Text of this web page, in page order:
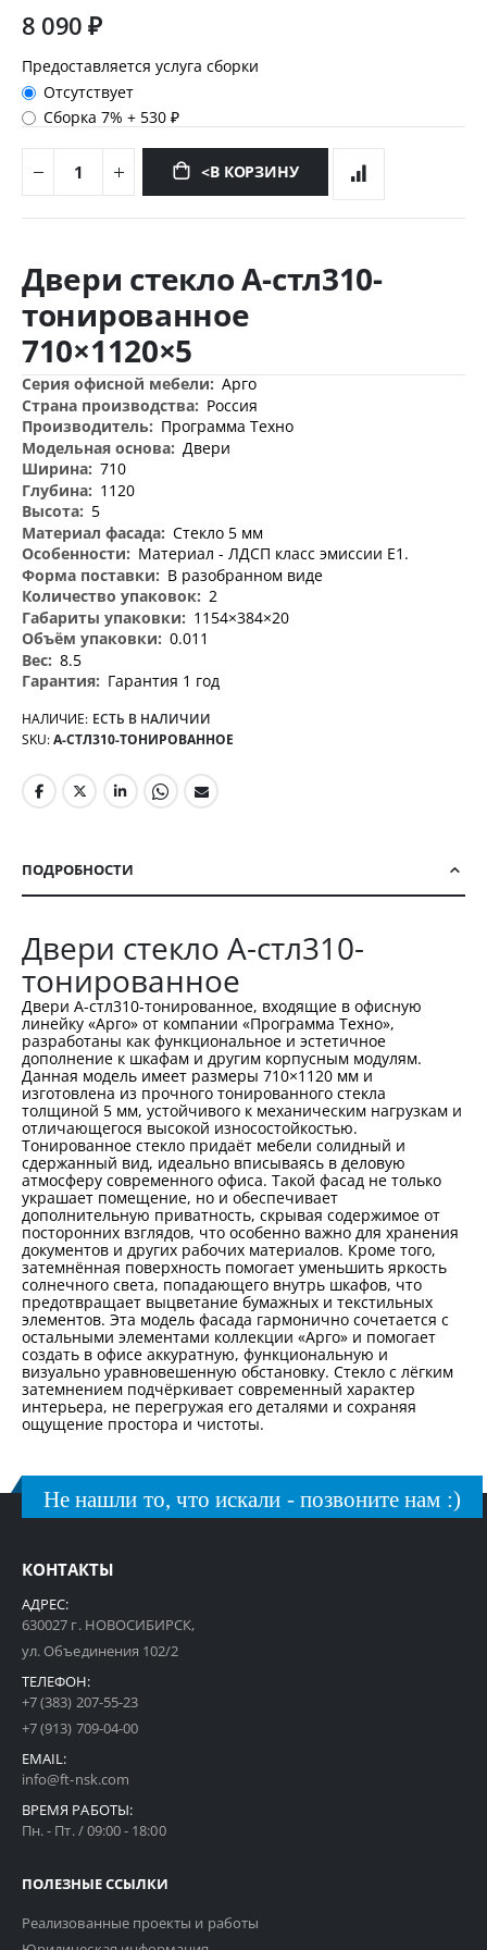
8 090 ₽
Предоставляется услуга сборки
Отсутствует
Сборка 7%+ 530 ₽
<В КОРЗИНУ
началу
галереи
изображений
Двери стекло А-стл310-
тонированное
710×1120×5
Дополнительная
информация
Арго
Россия
Программа Техно
Двери
710
1120
5
Стекло 5 мм
Материал - ЛДСП класс эмиссии Е1.
В разобранном виде
2
1154×384×20
0.011
8.5
Гарантия 1 год
НАЛИЧИЕ: ЕСТЬ В НАЛИЧИИ
SKU А-СТЛ310-ТОНИРОВАННОЕ
ПОДРОБНОСТИ
Двери стекло А-стл310-
тонированное
Двери А-стл310-тонированное, входящие в офисную
линейку «Арго» от компании «Программа Техно»,
разработаны как функциональное и эстетичное
дополнение к шкафам и другим корпусным модулям.
Данная модель имеет размеры 710×1120 мм и
изготовлена из прочного тонированного стекла
толщиной 5 мм, устойчивого к механическим нагрузкам и
отличающегося высокой износостойкостью.
Тонированное стекло придаёт мебели солидный и
сдержанный вид, идеально вписываясь в деловую
атмосферу современного офиса. Такой фасад не только
украшает помещение, но и обеспечивает
дополнительную приватность, скрывая содержимое от
посторонних взглядов, что особенно важно для хранения
документов и других рабочих материалов. Кроме того,
затемнённая поверхность помогает уменьшить яркость
солнечного света, попадающего внутрь шкафов, что
предотвращает выцветание бумажных и текстильных
элементов. Эта модель фасада гармонично сочетается с
остальными элементами коллекции «Арго» и помогает
создать в офисе аккуратную, функциональную и
визуально уравновешенную обстановку. Стекло с лёгким
затемнением подчёркивает современный характер
интерьера, не перегружая его деталями и сохраняя
ощущение простора и чистоты.
Не нашли то, что искали - позвоните нам :)
КОНТАКТЫ
АДРЕС:
630027 г. НОВОСИБИРСК,
ул. Объединения 102/2
ТЕЛЕФОН:
+7 (383) 207-55-23
+7 (913) 709-04-00
EMAIL:
info@ft-nsk.com
ВРЕМЯ РАБОТЫ:
Пн. - Пт. / 09:00 - 18:00
ПОЛЕЗНЫЕ ССЫЛКИ
Реализованные проекты и работы